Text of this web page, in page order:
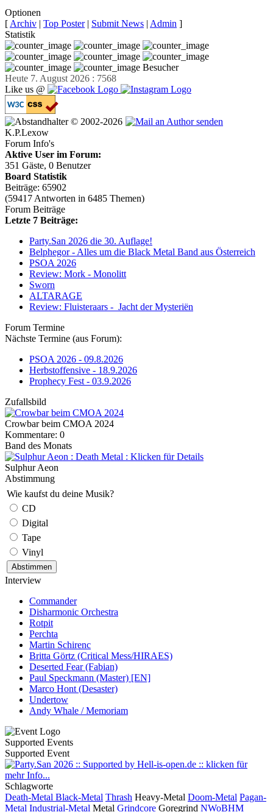
Optionen
[ Archiv | Top Poster| Submit News | Admin ]
Statistik
Besucher
Heute 7. August 2026 : 7568
Like us @
© 2002-2026
K.P.Lexow
Forum Info's
Aktive User im Forum:
351 Gäste, 0 Benutzer
Board Statistik
Beiträge: 65902
(59417 Antworten in 6485 Themen)
Forum Beiträge
Letzte 7 Beiträge:
Party.San 2026 die 30. Auflage!
Belphegor - Alles um die Black Metal Band aus Österreich
PSOA 2026
Review: Mork - Monolitt
Sworn
ALTARAGE
Review: Fluisteraars - Jacht der Mysteriën
Forum Termine
Nächste Termine (aus Forum):
PSOA 2026 - 09.8.2026
Herbstoffensive - 18.9.2026
Prophecy Fest - 03.9.2026
Zufallsbild
Crowbar beim CMOA 2024
Kommentare: 0
Band des Monats
Sulphur Aeon
Abstimmung
Wie kaufst du deine Musik?
CD
Digital
Tape
Vinyl
Interview
Commander
Disharmonic Orchestra
Rotpit
Perchta
Martin Schirenc
Britta Görtz (Critical Mess/HIRAES)
Deserted Fear (Fabian)
Paul Speckmann (Master) [EN]
Marco Hont (Desaster)
Undertow
Andy Whale / Memoriam
Supported Events
Supported Event
Schlagworte
Death-Metal Black-Metal Thrash Heavy-Metal Doom-Metal Pagan-
Metal Industrial-Metal Metal Grindcore Goregrind NWoBHM